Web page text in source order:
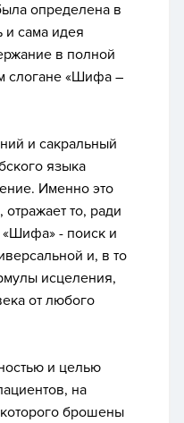
определена в
и сама идея
в полной
слогане «Шифа –
и сакральный
языка
Именно это
то, ради
«Шифа» - поиск и
и, в то
исцеления,
от любого
и целью
на
брошены